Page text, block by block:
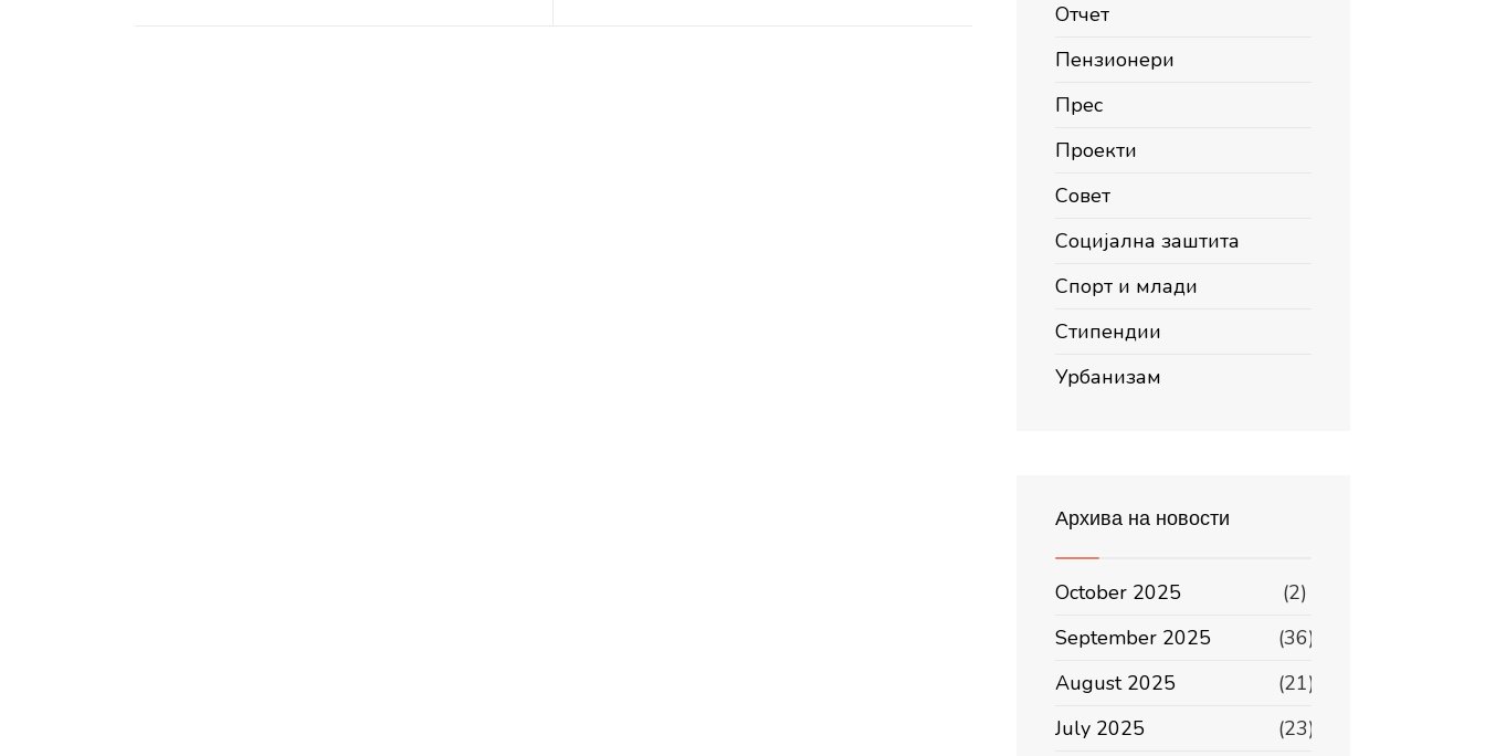
Отчет
Пензионери
Прес
Проекти
Совет
Социјална заштита
Спорт и млади
Стипендии
Урбанизам
Архива на новости
October 2025
(2)
September 2025
(36)
August 2025
(21)
July 2025
(23)